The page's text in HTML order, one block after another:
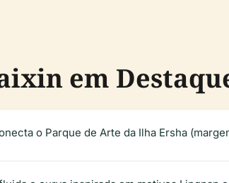
em
o Parque de Arte da Ilha Ersha